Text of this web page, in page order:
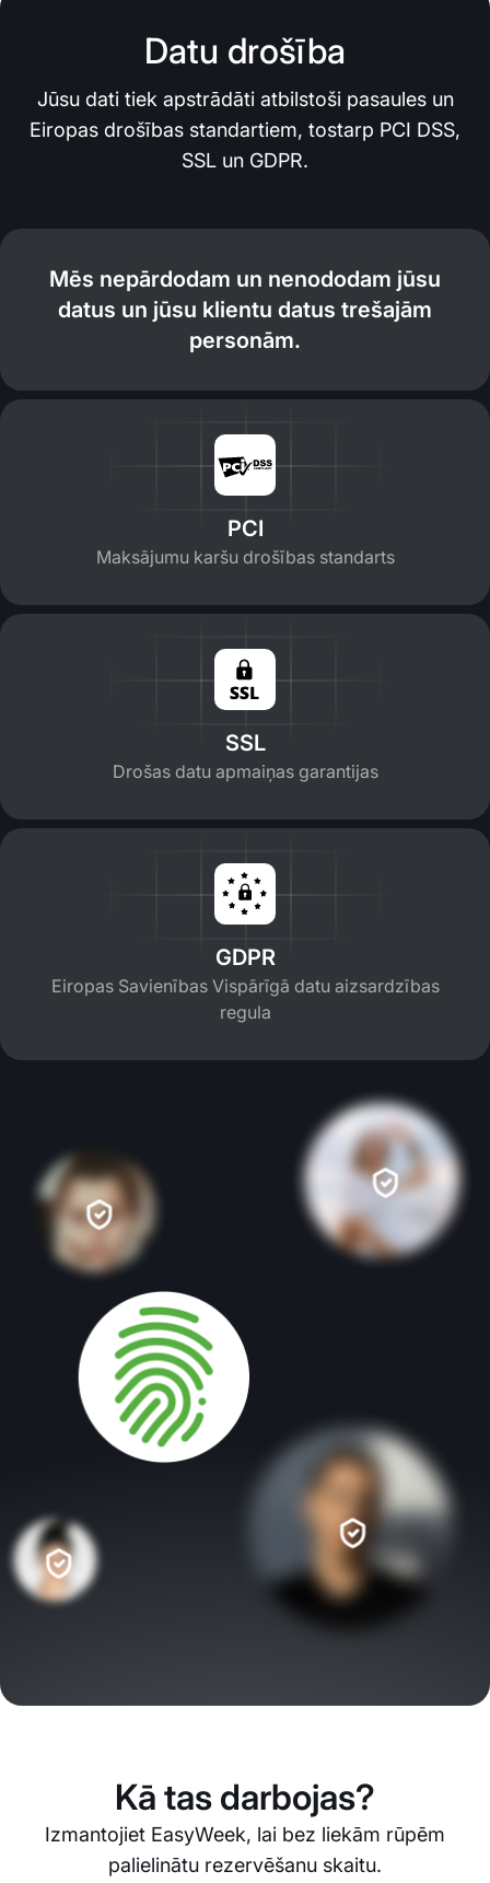
Datu drošība
Jūsu dati tiek apstrādāti atbilstoši pasaules un
Eiropas drošības standartiem, tostarp PCI DSS,
SSL un GDPR.
Mēs nepārdodam un nenododam jūsu
datus un jūsu klientu datus trešajām
personām.
PCI
Maksājumu karšu drošības standarts
SSL
Drošas datu apmaiņas garantijas
GDPR
Eiropas Savienības Vispārīgā datu aizsardzības
regula
Kā tas darbojas?
Izmantojiet EasyWeek, lai bez liekām rūpēm
palielinātu rezervēšanu skaitu.